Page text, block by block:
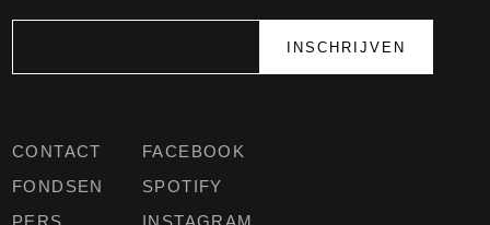
CONTACT
FONDSEN
PERS
FACEBOOK
SPOTIFY
INSTAGRAM